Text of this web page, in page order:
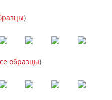
)
образцы)